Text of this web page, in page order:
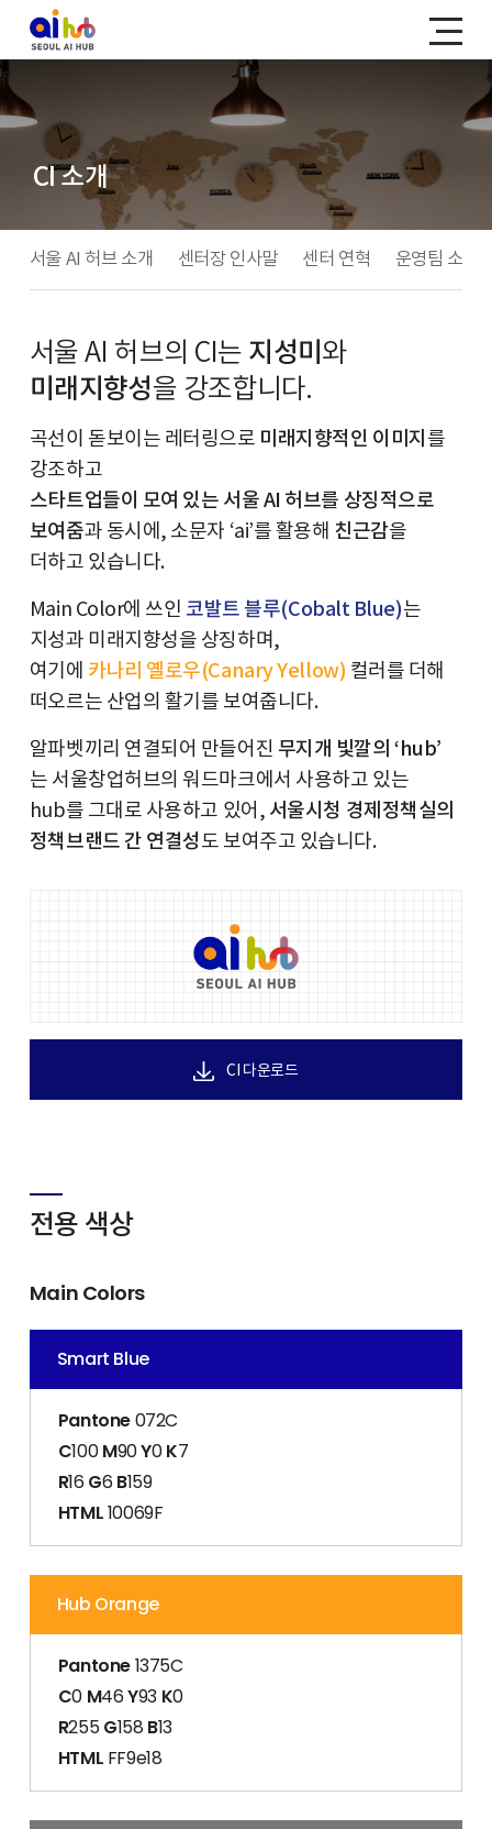
CI 소개
서울 AI 허브 소개 센터장 인사말 센터 연혁 운영팀 소개
서울 AI 허브의 CI는 지성미와
미래지향성을 강조합니다.
곡선이 돋보이는 레터링으로 미래지향적인 이미지 를
강조하고
스타트업들이 모여 있는 서울 AI 허브를 상징적으로
보여줌과 동시에, 소문자 ‘ai’를 활용해 친근감을
더하고 있습니다.
Main Color에 쓰인 코발트 블루(Cobalt Blue)는
지성과 미래지향성을 상징하며,
여기에 카나리 옐로우(Canary Yellow) 컬러를 더해
떠오르는 산업의 활기를 보여줍니다.
알파벳끼리 연결되어 만들어진 무지개 빛깔의 ‘hub’
는 서울창업허브의 워드마크에서 사용하고 있는
hub를 그대로 사용하고 있어, 서울시청 경제정책실의
정책브랜드 간 연결성도 보여주고 있습니다.
CI 다운로드
전용 색상
Main Colors
Smart Blue
Pantone072C
C100M90Y0K7
R16 G6 B159
HTML10069F
Hub Orange
Pantone1375C
C0 M46Y93 K0
R255G158 B13
HTML FF9e18